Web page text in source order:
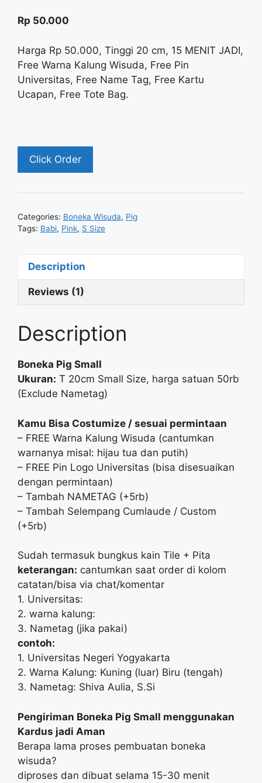
5
Rp 50.000
Harga Rp 50.000, Tinggi 20 cm, 15 MENIT JADI,
Free Warna Kalung Wisuda, Free Pin
Universitas, Free Name Tag, Free Kartu
Ucapan, Free Tote Bag.
Click Order
Categories: Boneka Wisuda, Pig
Tags: Babi, Pink, S Size
Description
Reviews (1)
Description
Boneka Pig Small
Ukuran: T 20cm Small Size, harga satuan 50rb
(Exclude Nametag)
Kamu Bisa Costumize / sesuai permintaan
– FREE Warna Kalung Wisuda (cantumkan
warnanya misal: hijau tua dan putih)
– FREE Pin Logo Universitas (bisa disesuaikan
dengan permintaan)
– Tambah NAMETAG (+5rb)
– Tambah Selempang Cumlaude / Custom
(+5rb)
Sudah termasuk bungkus kain Tile + Pita
keterangan: cantumkan saat order di kolom
catatan/bisa via chat/komentar
1. Universitas:
2. warna kalung:
3. Nametag (jika pakai)
contoh:
1. Universitas Negeri Yogyakarta
2. Warna Kalung: Kuning (luar) Biru (tengah)
3. Nametag: Shiva Aulia, S.Si
Pengiriman Boneka Pig Small menggunakan
Kardus jadi Aman
Berapa lama proses pembuatan boneka
wisuda?
diproses dan dibuat selama 15-30 menit